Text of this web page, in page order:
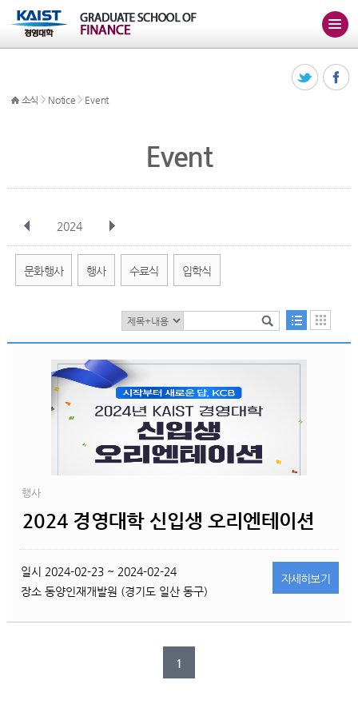
소식 > Notice > Event
Event
2024
전체 1월 2월 4월 5월 6월
문화행사 행사 수료식 입학식
행사
2024 경영대학 신입생 오리엔테이션
일시 2024-02-23 ~ 2024-02-24
장소 동양인재개발원 (경기도 일산 동구)
자세히보기
1